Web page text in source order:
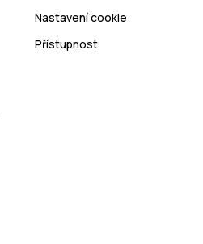
Nastavení cookie
Přístupnost